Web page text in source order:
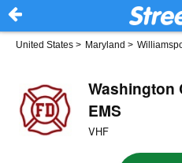
United States > Maryland >
Washington
EMS
VHF